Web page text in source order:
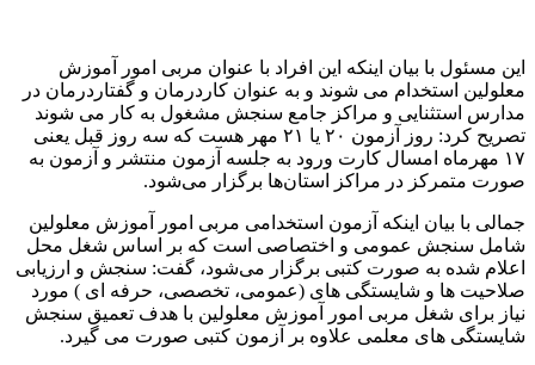
این مسئول با بیان اینکه این افراد با عنوان مربی امور آموزش
معلولین استخدام می شوند و به عنوان کاردرمان و گفتاردرمان در
مدارس استثنایی و مراکز جامع سنجش مشغول به کار می شوند
تصریح کرد: روز آزمون ۲۰ یا ۲۱ مهر هست که سه روز قبل یعنی
۱۷ مهرماه امسال کارت ورود به جلسه آزمون منتشر و آزمون به
صورت متمرکز در مراکز استان‌ها برگزار می‌شود.
جمالی با بیان اینکه آزمون استخدامی مربی امور آموزش معلولین
شامل سنجش عمومی و اختصاصی است که بر اساس شغل محل
اعلام شده به صورت کتبی برگزار می‌شود، گفت: سنجش و ارزیابی
صلاحیت ها و شایستگی های (عمومی، تخصصی، حرفه ای ) مورد
نیاز برای شغل مربی امور آموزش معلولین با هدف تعمیق سنجش
شایستگی های معلمی علاوه بر آزمون کتبی صورت می گیرد.